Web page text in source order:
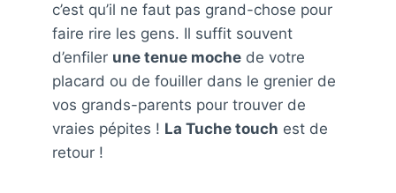
c’est qu’il ne faut pas grand-chose pour
faire rire les gens. Il suffit souvent
d’enfiler une tenue moche de votre
placard ou de fouiller dans le grenier de
vos grands-parents pour trouver de
vraies pépites ! La Tuche touch est de
retour !